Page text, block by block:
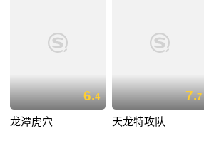
6.4
龙潭虎穴
7.7
天龙特攻队